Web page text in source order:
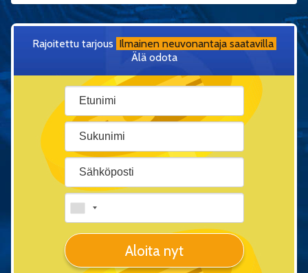
Rajoitettu tarjous Ilmainen neuvonantaja saatavilla
Älä odota
Aloita nyt